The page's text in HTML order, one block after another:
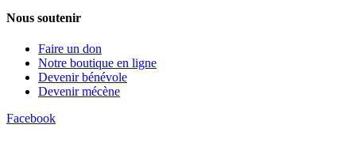
Nous soutenir
Faire un don
Notre boutique en ligne
Devenir bénévole
Devenir mécène
Facebook